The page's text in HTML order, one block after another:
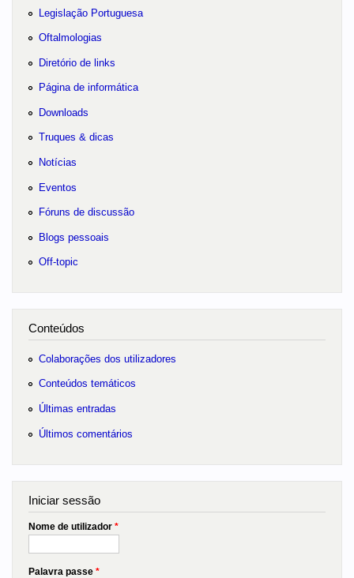
Legislação Portuguesa
Oftalmologias
Diretório de links
Página de informática
Downloads
Truques & dicas
Notícias
Eventos
Fóruns de discussão
Blogs pessoais
Off-topic
Conteúdos
Colaborações dos utilizadores
Conteúdos temáticos
Últimas entradas
Últimos comentários
Iniciar sessão
Nome de utilizador *
Palavra passe *